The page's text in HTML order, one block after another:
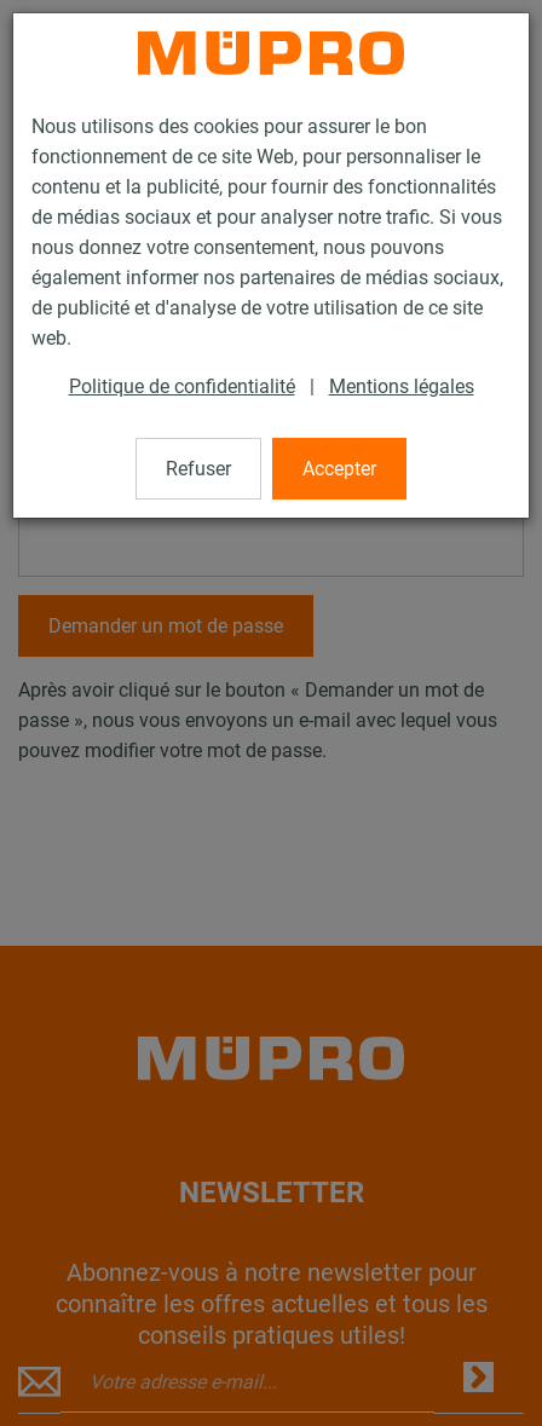
Nous utilisons des cookies pour assurer le bon
fonctionnement de ce site Web, pour personnaliser le
contenu et la publicité, pour fournir des fonctionnalités
de médias sociaux et pour analyser notre trafic. Si vous
nous donnez votre consentement, nous pouvons
également informer nos partenaires de médias sociaux,
de publicité et d'analyse de votre utilisation de ce site
web.
Politique de confidentialité | Mentions légales
Refuser Accepter
Contact
Mot de passe oublié ?
Mot de passe oublié ?
Vous avez oublié votre mot de passe ?
Votre adresse e-mail
Demander un mot de passe
Après avoir cliqué sur le bouton « Demander un mot de
passe », nous vous envoyons un e-mail avec lequel vous
pouvez modifier votre mot de passe.
NEWSLETTER
Abonnez-vous à notre newsletter pour
connaître les offres actuelles et tous les
conseils pratiques utiles!